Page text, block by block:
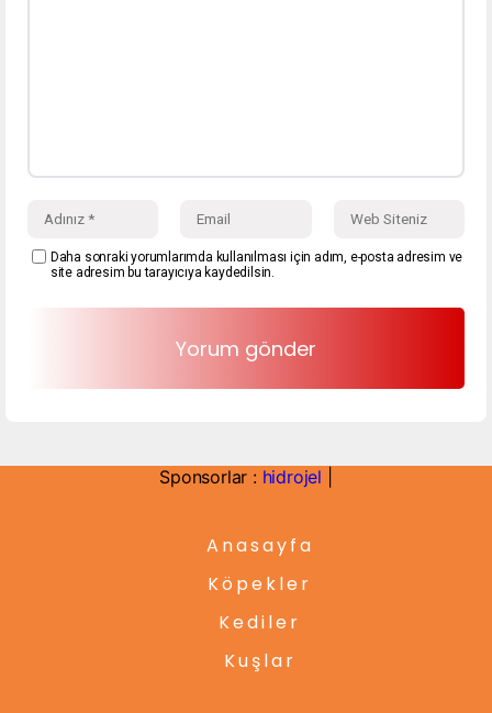
Daha sonraki yorumlarımda kullanılması için adım, e-posta adresim ve
site adresim bu tarayıcıya kaydedilsin.
Sponsorlar : hidrojel
Anasayfa
Köpekler
Kediler
Kuşlar